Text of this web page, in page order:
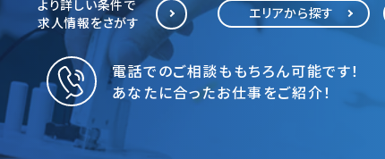
より詳しい条件で
求人情報をさがす
エリアから探す
電話でのご相談ももちろん可能です！
あなたに合ったお仕事をご紹介！